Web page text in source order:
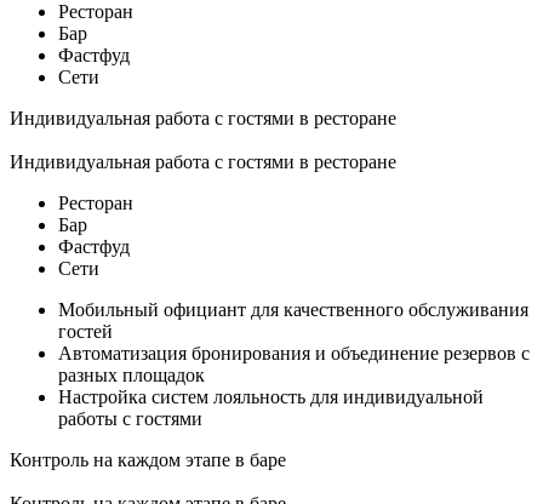
Ресторан
Бар
Фастфуд
Сети
Индивидуальная работа с гостями в ресторане
Индивидуальная работа с гостями в ресторане
Ресторан
Бар
Фастфуд
Сети
Мобильный официант для качественного обслуживания
гостей
Автоматизация бронирования и объединение резервов с
разных площадок
Настройка систем лояльность для индивидуальной
работы с гостями
Контроль на каждом этапе в баре